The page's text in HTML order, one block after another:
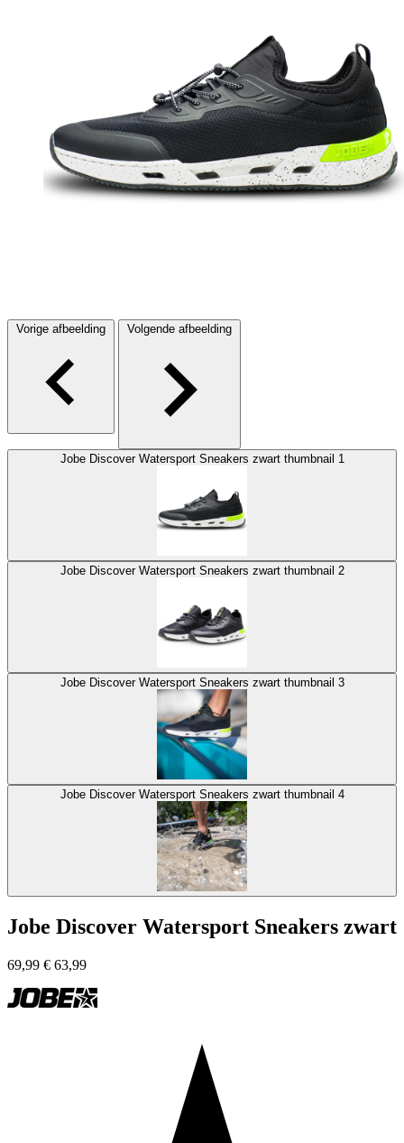
Vorige afbeelding Volgende afbeelding
Jobe Discover Watersport Sneakers zwart thumbnail 1
Jobe Discover Watersport Sneakers zwart thumbnail 2
Jobe Discover Watersport Sneakers zwart thumbnail 3
Jobe Discover Watersport Sneakers zwart thumbnail 4
Jobe Discover Watersport Sneakers zwart
69,99 € 63,99